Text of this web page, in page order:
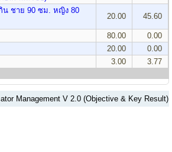
น ชาย 90 ซม. หญิง 80
20.00 45.60
80.00
0.00
20.00
0.00
3.00
3.77
Management V 2.0 (Objective & Key Result)